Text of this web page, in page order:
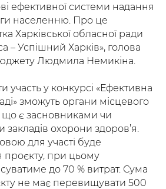
ефективної системи надання
населенню. Про це
Харківської обласної ради
– Успішний Харків», голова
Людмила Немикіна.
участь у конкурсі «Ефективна
зможуть органи місцевого
є засновниками чи
охорони здоров’я.
для участі буде
проєкту, при цьому
до 70 % витрат. Сума
не має перевищувати 500